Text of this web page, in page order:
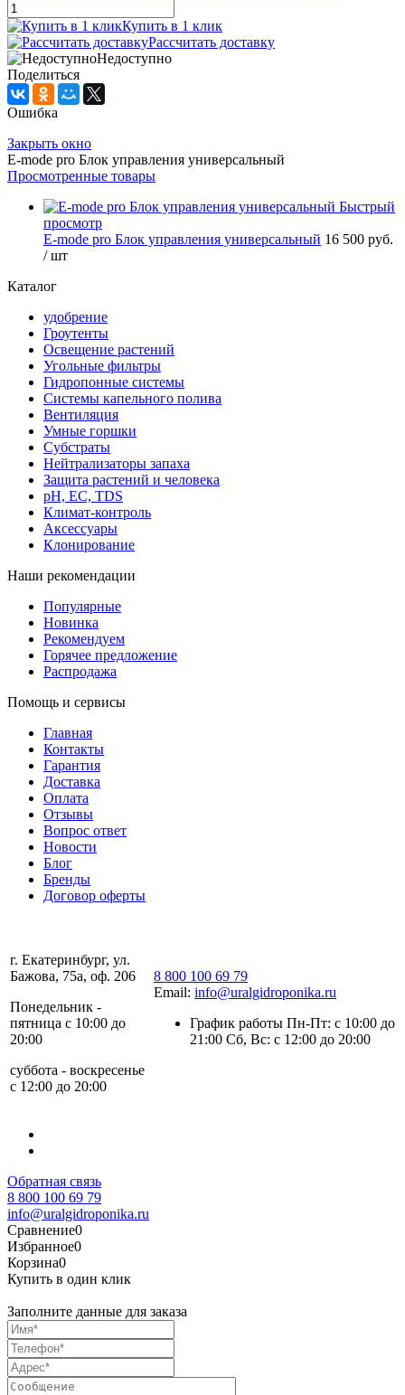
Купить в 1 клик
Рассчитать доставку
Недоступно
Поделиться
Ошибка
Закрыть окно
E-mode pro Блок управления универсальный
Просмотренные товары
Быстрый
просмотр
E-mode pro Блок управления универсальный 16 500 руб.
/ шт
Каталог
удобрение
Гроутенты
Освещение растений
Угольные фильтры
Гидропонные системы
Системы капельного полива
Вентиляция
Умные горшки
Субстраты
Нейтрализаторы запаха
Защита растений и человека
pH, EC, TDS
Климат-контроль
Аксессуары
Клонирование
Наши рекомендации
Популярные
Новинка
Рекомендуем
Горячее предложение
Распродажа
Помощь и сервисы
Главная
Контакты
Гарантия
Доставка
Оплата
Отзывы
Вопрос ответ
Новости
Блог
Бренды
Договор оферты
г. Екатеринбург, ул.
Бажова, 75а, оф. 206
Понедельник -
пятница с 10:00 до
20:00
суббота - воскресенье
с 12:00 до 20:00
8 800 100 69 79
Email: info@uralgidroponika.ru
График работы Пн-Пт: с 10:00 до
21:00 Сб, Вс: с 12:00 до 20:00
Обратная связь
8 800 100 69 79
info@uralgidroponika.ru
Сравнение0
Избранное0
Корзина0
Купить в один клик
Заполните данные для заказа